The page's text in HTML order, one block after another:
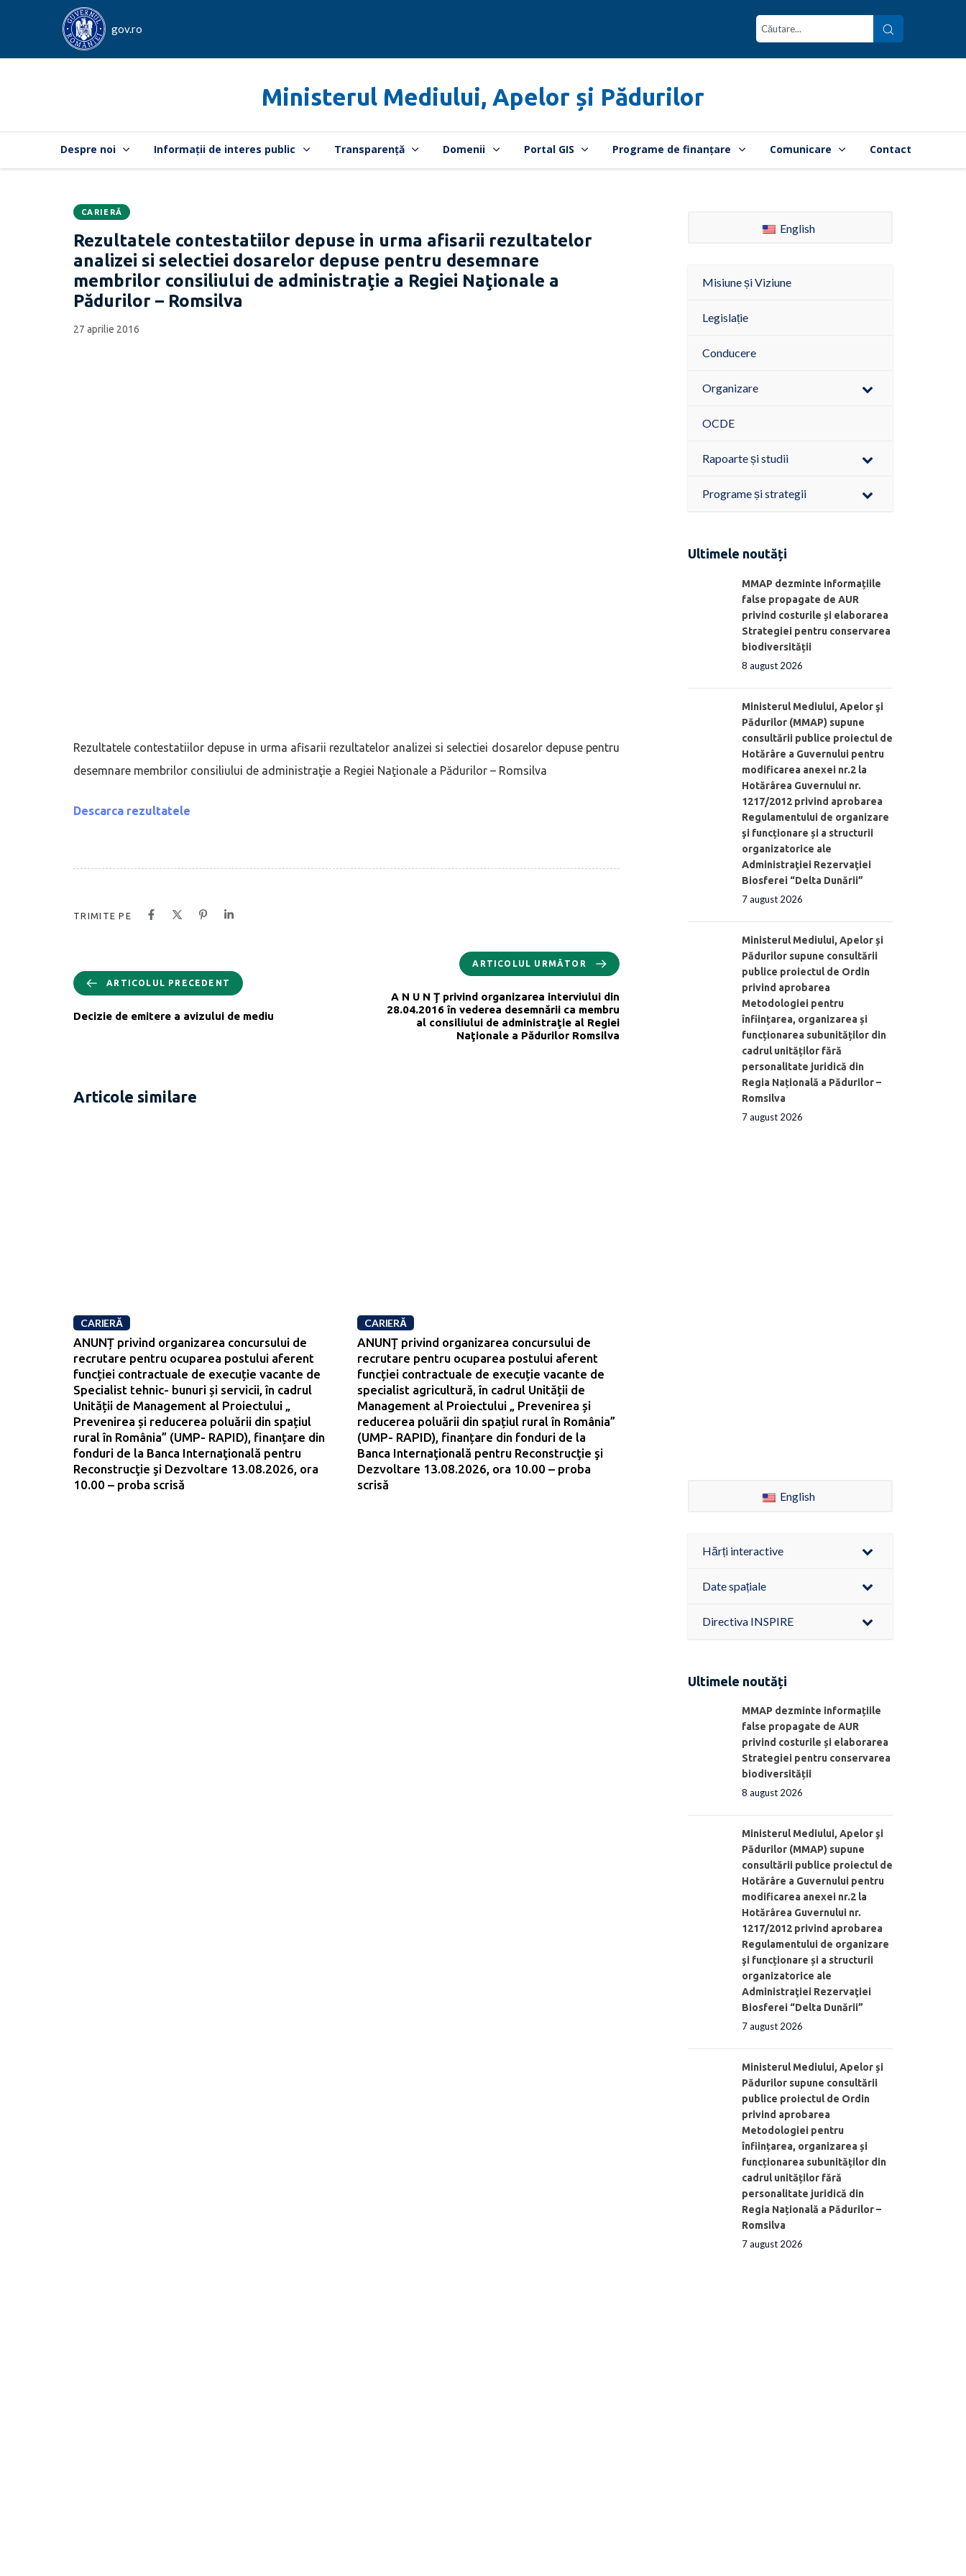
gov.ro
Ministerul Mediului, Apelor și Pădurilor
Despre noi Informații de interes public Transparență Domenii Portal GIS Programe de finanțare Comunicare Contact
CATEGORIA:
CARIERĂ
Rezultatele contestatiilor depuse in urma afisarii rezultatelor
analizei si selectiei dosarelor depuse pentru desemnare
membrilor consiliului de administraţie a Regiei Naţionale a
Pădurilor – Romsilva
Data
publicării:
27 aprilie 2016
Rezultatele contestatiilor depuse in urma afisarii rezultatelor analizei si selectiei dosarelor depuse pentru
desemnare membrilor consiliului de administraţie a Regiei Naţionale a Pădurilor – Romsilva
Descarca rezultatele
TRIMITE PE
ARTICOLUL PRECEDENT
Decizie de emitere a avizului de mediu
ARTICOLUL URMĂTOR
A N U N Ţ privind organizarea interviului din
28.04.2016 în vederea desemnării ca membru
al consiliului de administraţie al Regiei
Naţionale a Pădurilor Romsilva
Articole similare
CARIERĂ
ANUNȚ privind organizarea concursului de
recrutare pentru ocuparea postului aferent
funcției contractuale de execuție vacante de
Specialist tehnic- bunuri și servicii, în cadrul
Unității de Management al Proiectului „
Prevenirea și reducerea poluării din spațiul
rural în România” (UMP- RAPID), finanțare din
fonduri de la Banca Internaţională pentru
Reconstrucţie şi Dezvoltare 13.08.2026, ora
10.00 – proba scrisă
CARIERĂ
ANUNŢ privind organizarea concursului de
recrutare pentru ocuparea postului aferent
funcției contractuale de execuție vacante de
specialist agricultură, în cadrul Unității de
Management al Proiectului „ Prevenirea și
reducerea poluării din spațiul rural în România”
(UMP- RAPID), finanțare din fonduri de la
Banca Internaţională pentru Reconstrucţie şi
Dezvoltare 13.08.2026, ora 10.00 – proba
scrisă
English
Misiune și Viziune
Legislație
Conducere
Organizare
OCDE
Rapoarte și studii
Programe și strategii
Ultimele noutăți
MMAP dezminte informațiile
false propagate de AUR
privind costurile și elaborarea
Strategiei pentru conservarea
biodiversității
8 august 2026
Ministerul Mediului, Apelor şi
Pădurilor (MMAP) supune
consultării publice proiectul de
Hotărâre a Guvernului pentru
modificarea anexei nr.2 la
Hotărârea Guvernului nr.
1217/2012 privind aprobarea
Regulamentului de organizare
şi funcționare și a structurii
organizatorice ale
Administraţiei Rezervaţiei
Biosferei “Delta Dunării”
7 august 2026
Ministerul Mediului, Apelor și
Pădurilor supune consultării
publice proiectul de Ordin
privind aprobarea
Metodologiei pentru
înființarea, organizarea și
funcționarea subunităților din
cadrul unităților fără
personalitate juridică din
Regia Națională a Pădurilor –
Romsilva
7 august 2026
English
Hărți interactive
Date spațiale
Directiva INSPIRE
Ultimele noutăți
MMAP dezminte informațiile
false propagate de AUR
privind costurile și elaborarea
Strategiei pentru conservarea
biodiversității
8 august 2026
Ministerul Mediului, Apelor şi
Pădurilor (MMAP) supune
consultării publice proiectul de
Hotărâre a Guvernului pentru
modificarea anexei nr.2 la
Hotărârea Guvernului nr.
1217/2012 privind aprobarea
Regulamentului de organizare
şi funcționare și a structurii
organizatorice ale
Administraţiei Rezervaţiei
Biosferei “Delta Dunării”
7 august 2026
Ministerul Mediului, Apelor și
Pădurilor supune consultării
publice proiectul de Ordin
privind aprobarea
Metodologiei pentru
înființarea, organizarea și
funcționarea subunităților din
cadrul unităților fără
personalitate juridică din
Regia Națională a Pădurilor –
Romsilva
7 august 2026